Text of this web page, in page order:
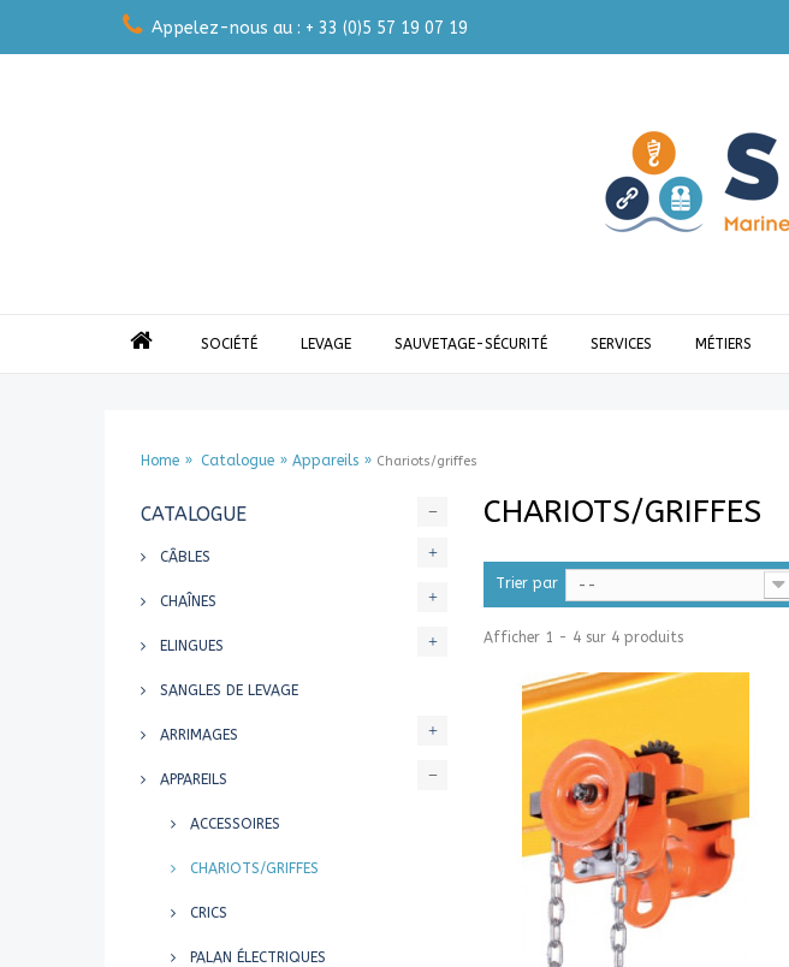
Appelez-nous au : + 33 (0)5 57 19 07 19
SOCIÉTÉ LEVAGE SAUVETAGE-SÉCURITÉ SERVICES MÉTIERS
Home Catalogue Appareils Chariots/griffes
CATALOGUE
CÂBLES
CHAÎNES
ELINGUES
SANGLES DE LEVAGE
ARRIMAGES
APPAREILS
ACCESSOIRES
CHARIOTS/GRIFFES
CRICS
PALAN ÉLECTRIQUES
CHARIOTS/GRIFFES
Trier par --
Afficher 1 - 4 sur 4 produits